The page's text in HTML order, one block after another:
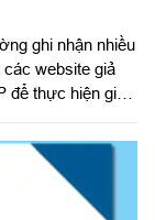
ghi nhận nhiều
website giả
thực hiện giao
thương hiệu uy
hàng.